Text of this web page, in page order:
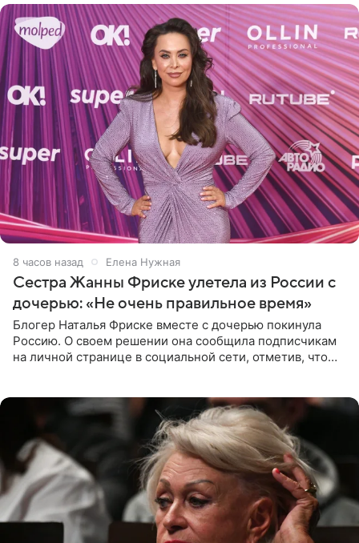
8 часов назад Елена Нужная
Сестра Жанны Фриске улетела из России с
дочерью: «Не очень правильное время»
Блогер Наталья Фриске вместе с дочерью покинула
Россию. О своем решении она сообщила подписчикам
на личной странице в социальной сети, отметив, что